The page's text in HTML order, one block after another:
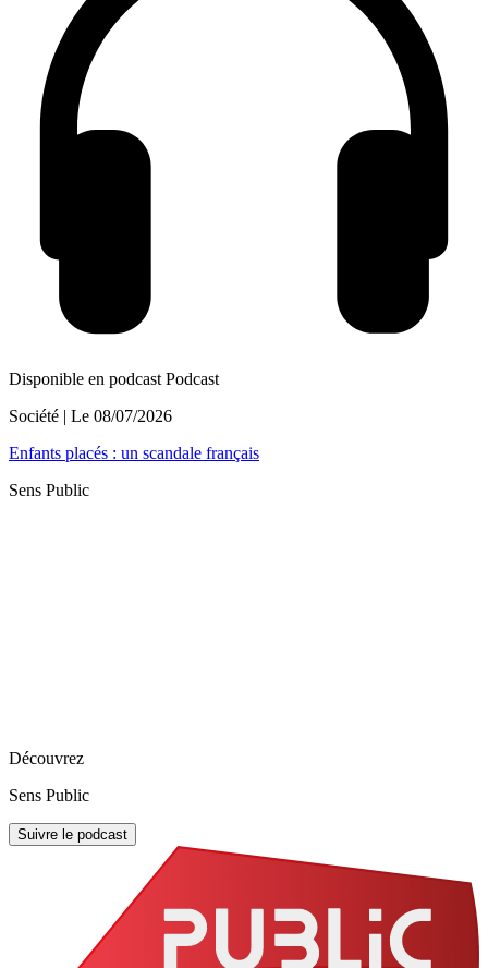
Disponible en podcast Podcast
Société | Le 08/07/2026
Enfants placés : un scandale français
Sens Public
Découvrez
Sens Public
Suivre le podcast